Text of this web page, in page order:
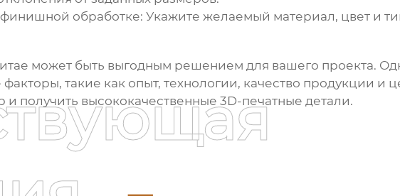
обработке: Укажите желаемый материал, цвет и
может быть выгодным решением для вашего проекта.
такие как опыт, технологии, качество продукции и
получить высококачественные 3D-печатные детали.